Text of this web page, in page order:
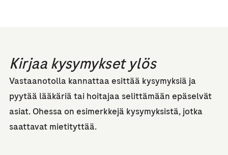
Kirjaa kysymykset ylös
Vastaanotolla kannattaa esittää kysymyksiä ja
pyytää lääkäriä tai hoitajaa selittämään epäselvät
asiat. Ohessa on esimerkkejä kysymyksistä, jotka
saattavat mietityttää.